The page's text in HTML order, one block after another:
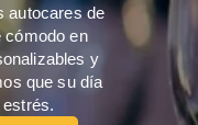
autocares de
cómodo en
y
que su día